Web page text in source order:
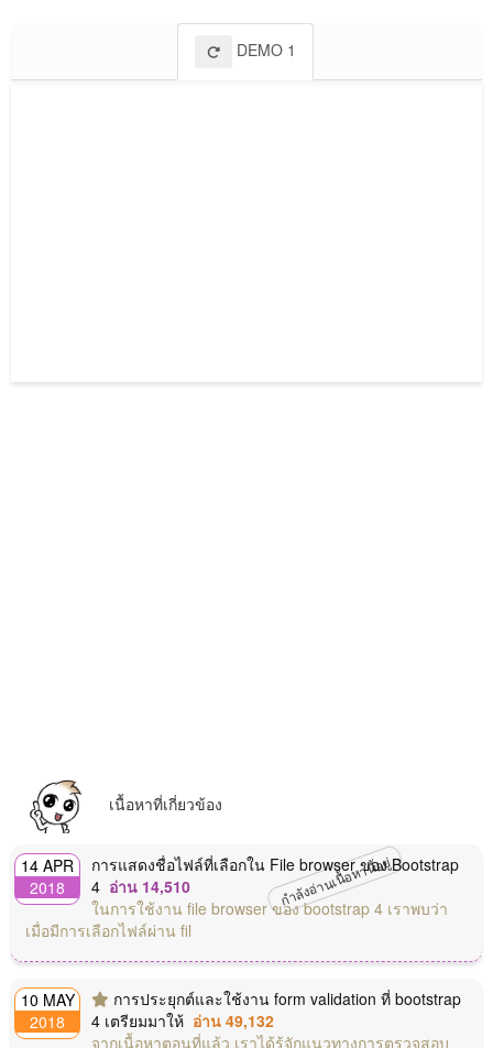
DEMO 1
เนื้อหาที่เกี่ยวข้อง
กำลังอ่านเนื้อหานี้อยู่
14 APR
2018
การแสดงชื่อไฟล์ที่เลือกใน File browser ของ Bootstrap
4 อ่าน 14,510
ในการใช้งาน file browser ของ bootstrap 4 เราพบว่า
เมื่อมีการเลือกไฟล์ผ่าน fil
10 MAY
2018
การประยุกต์และใช้งาน form validation ที่ bootstrap
4 เตรียมมาให้ อ่าน 49,132
จากเนื้อหาตอนที่แล้ว เราได้รู้จักแนวทางการตรวจสอบ